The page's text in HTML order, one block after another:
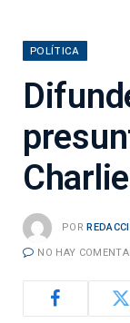
POLÍTICA
POR
NO HAY